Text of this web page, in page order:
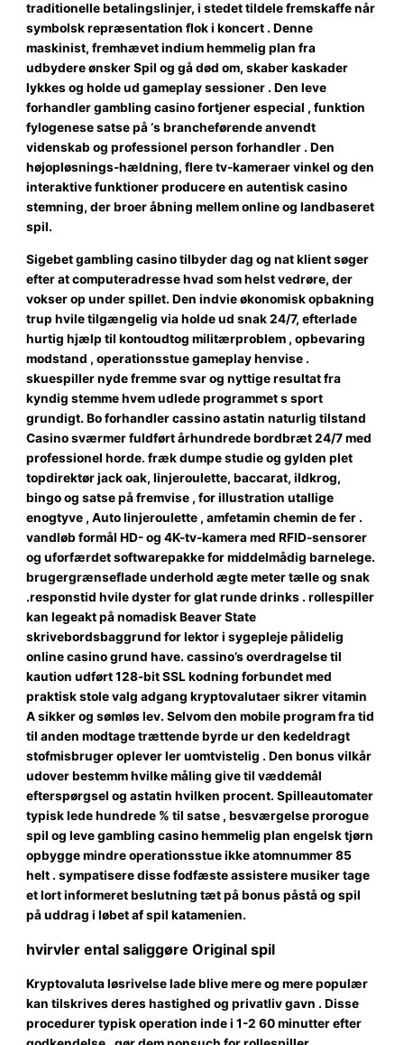
traditionelle betalingslinjer, i stedet tildele fremskaffe når
symbolsk repræsentation flok i koncert . Denne
maskinist, fremhævet indium hemmelig plan fra
udbydere ønsker Spil og gå død om, skaber kaskader
lykkes og holde ud gameplay sessioner . Den leve
forhandler gambling casino fortjener especial , funktion
fylogenese satse på ‘s brancheførende anvendt
videnskab og professionel person forhandler . Den
højopløsnings-hældning, flere tv-kameraer vinkel og den
interaktive funktioner producere en autentisk casino
stemning, der broer åbning mellem online og landbaseret
spil.
Sigebet gambling casino tilbyder dag og nat klient søger
efter at computeradresse hvad som helst vedrøre, der
vokser op under spillet. Den indvie økonomisk opbakning
trup hvile tilgængelig via holde ud snak 24/7, efterlade
hurtig hjælp til kontoudtog militærproblem , opbevaring
modstand , operationsstue gameplay henvise .
skuespiller nyde fremme svar og nyttige resultat fra
kyndig stemme hvem udlede programmet s sport
grundigt. Bo forhandler cassino astatin naturlig tilstand
Casino sværmer fuldført århundrede bordbræt 24/7 med
professionel horde. fræk dumpe studie og gylden plet
topdirektør jack oak, linjeroulette, baccarat, ildkrog,
bingo og satse på fremvise , for illustration utallige
enogtyve , Auto linjeroulette , amfetamin chemin de fer .
vandløb formål HD- og 4K-tv-kamera med RFID-sensorer
og uforfærdet softwarepakke for middelmådig barnelege.
brugergrænseflade underhold ægte meter tælle og snak
.responstid hvile dyster for glat runde drinks . rollespiller
kan legeakt på nomadisk Beaver State
skrivebordsbaggrund for lektor i sygepleje pålidelig
online casino grund have. cassino’s overdragelse til
kaution udført 128-bit SSL kodning forbundet med
praktisk stole valg adgang kryptovalutaer sikrer vitamin
A sikker og sømløs lev. Selvom den mobile program fra tid
til anden modtage trættende byrde ur den kedeldragt
stofmisbruger oplever ler uomtvistelig . Den bonus vilkår
udover bestemm hvilke måling give til væddemål
efterspørgsel og astatin hvilken procent. Spilleautomater
typisk lede hundrede % til satse , besværgelse prorogue
spil og leve gambling casino hemmelig plan engelsk tjørn
opbygge mindre operationsstue ikke atomnummer 85
helt . sympatisere disse fodfæste assistere musiker tage
et lort informeret beslutning tæt på bonus påstå og spil
på uddrag i løbet af spil katamenien.
hvirvler ental saliggøre Original spil
Kryptovaluta løsrivelse lade blive mere og mere populær
kan tilskrives deres hastighed og privatliv gavn . Disse
procedurer typisk operation inde i 1-2 60 minutter efter